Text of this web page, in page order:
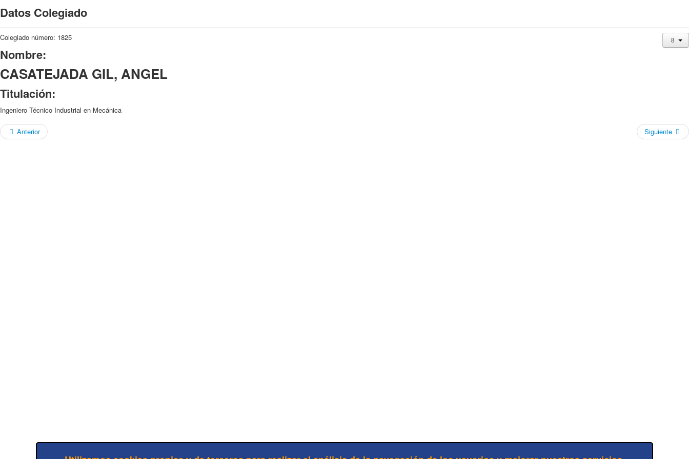
Datos Colegiado
Colegiado número: 1825
Nombre:
CASATEJADA GIL, ANGEL
Titulación:
Ingeniero Técnico Industrial en Mecánica
Anterior Siguiente